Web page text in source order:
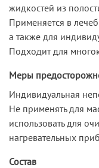
жидкостей из
Применяется в
а также для
Подходит для
Меры
Индивидуальная
Не применять для
использовать для
нагревательных
Состав